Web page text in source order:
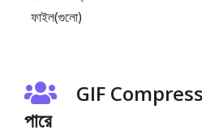
ফাইল(গুলো)
GIF
পারে